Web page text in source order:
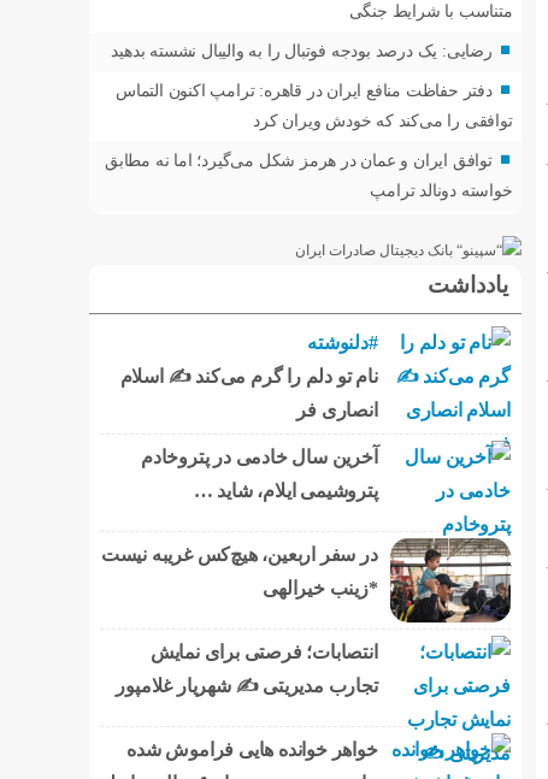
متناسب با شرایط جنگی
رضایی: یک درصد بودجه فوتبال را به والیبال نشسته بدهید
دفتر حفاظت منافع ایران در قاهره: ترامپ اکنون التماس
توافقی را می‌کند که خودش ویران کرد
توافق ایران و عمان در هرمز شکل می‌گیرد؛ اما نه مطابق
خواسته دونالد ترامپ
یادداشت
#دلنوشته
نام تو دلم را گرم می‌کند ✍️ اسلام
انصاری فر
آخرین سال خادمی در پتروخادم
پتروشیمی ایلام، شاید …
در سفر اربعین، هیچ‌کس غریبه نیست
*زینب خیرالهی
انتصابات؛ فرصتی برای نمایش
تجارب مدیریتی ✍ شهریار غلامپور
خواهر خوانده هایی فراموش شده